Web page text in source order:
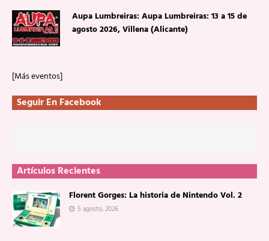
Aupa Lumbreiras: Aupa Lumbreiras: 13 a 15 de
agosto 2026, Villena (Alicante)
[Más eventos]
Seguir En Facebook
Artículos Recientes
Florent Gorges: La historia de Nintendo Vol. 2
5 agosto, 2026